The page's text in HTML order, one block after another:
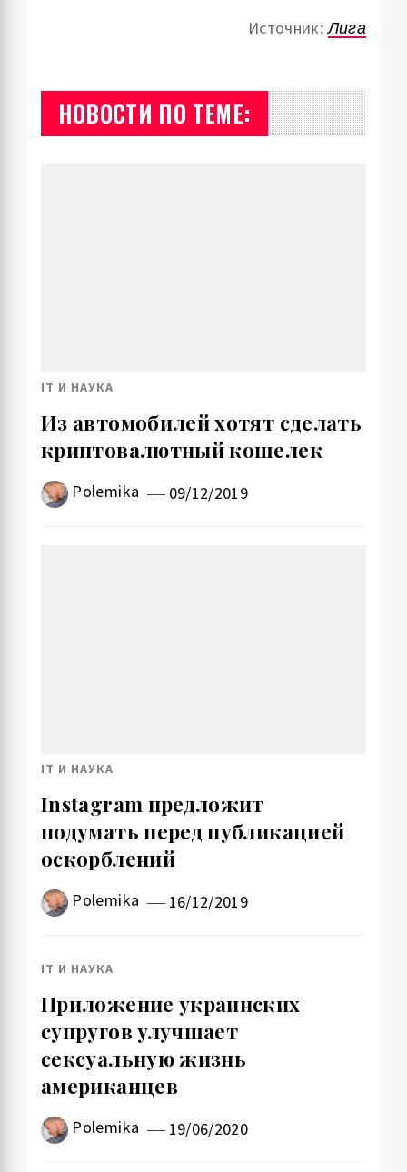
Источник:Лига
НОВОСТИ ПО ТЕМЕ:
IT И НАУКА
Из автомобилей хотят сделать
криптовалютный кошелек
Polemika 09/12/2019
IT И НАУКА
Instagram предложит
подумать перед публикацией
оскорблений
Polemika 16/12/2019
IT И НАУКА
Приложение украинских
супругов улучшает
сексуальную жизнь
американцев
Polemika 19/06/2020